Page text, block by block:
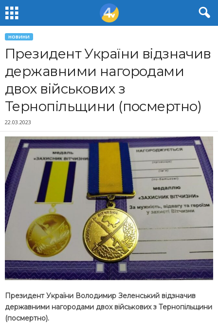
НОВИНИ
Президент України відзначив
державними нагородами
двох військових з
Тернопільщини (посмертно)
22.03.2023
Президент України Володимир Зеленський відзначив
державними нагородами двох військових з Тернопільщини
(посмертно).